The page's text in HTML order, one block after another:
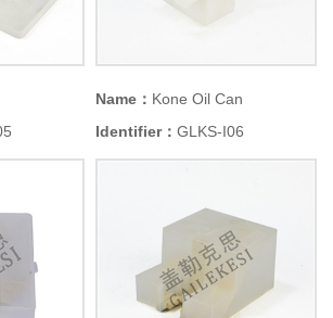
Name： Kone Oil Can
Identifier： GLKS-I06